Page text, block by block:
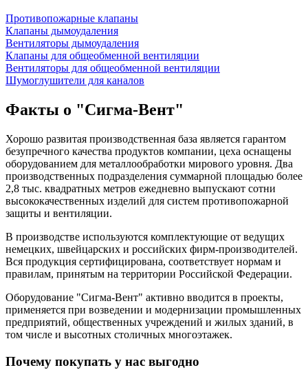
Противопожарные клапаны
Клапаны дымоудаления
Вентиляторы дымоудаления
Клапаны для общеобменной вентиляции
Вентиляторы для общеобменной вентиляции
Шумоглушители для каналов
Факты о "Сигма-Вент"
Хорошо развитая производственная база является гарантом
безупречного качества продуктов компании, цеха оснащены
оборудованием для металлообработки мирового уровня. Два
производственных подразделения суммарной площадью более
2,8 тыс. квадратных метров ежедневно выпускают сотни
высококачественных изделий для систем противопожарной
защиты и вентиляции.
В производстве используются комплектующие от ведущих
немецких, швейцарских и российских фирм-производителей.
Вся продукция сертифицирована, соответствует нормам и
правилам, принятым на территории Российской Федерации.
Оборудование "Сигма-Вент" активно вводится в проекты,
применяется при возведении и модернизации промышленных
предприятий, общественных учреждений и жилых зданий, в
том числе и высотных столичных многоэтажек.
Почему покупать у нас выгодно